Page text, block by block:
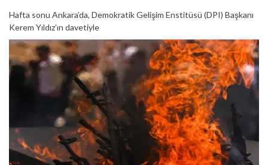
Hafta sonu Ankara’da, Demokratik Gelişim Enstitüsü (DPI) Başkanı
Kerem Yıldız’ın davetiyle